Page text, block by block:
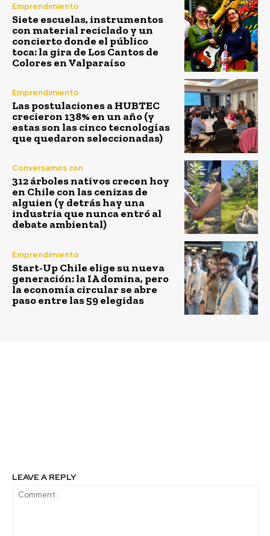
Emprendimiento
Siete escuelas, instrumentos
con material reciclado y un
concierto donde el público
toca: la gira de Los Cantos de
Colores en Valparaíso
Emprendimiento
Las postulaciones a HUBTEC
crecieron 138% en un año (y
estas son las cinco tecnologías
que quedaron seleccionadas)
Conversamos con
312 árboles nativos crecen hoy
en Chile con las cenizas de
alguien (y detrás hay una
industria que nunca entró al
debate ambiental)
Emprendimiento
Start-Up Chile elige su nueva
generación: la IA domina, pero
la economía circular se abre
paso entre las 59 elegidas
LEAVE A REPLY